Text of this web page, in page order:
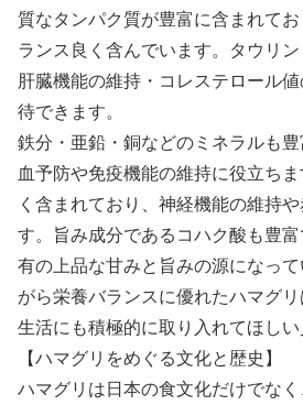
質なタンパク質が豊富に含まれて
ランス良く含んでいます。タウリ
肝臓機能の維持・コレステロール
待できます。
鉄分・亜鉛・銅などのミネラルも
血予防や免疫機能の維持に役立ち
く含まれており、神経機能の維持
す。旨み成分であるコハク酸も豊
有の上品な甘みと旨みの源になっ
がら栄養バランスに優れたハマグ
生活にも積極的に取り入れてほしい
【ハマグリをめぐる文化と歴史】
ハマグリは日本の食文化だけでなく